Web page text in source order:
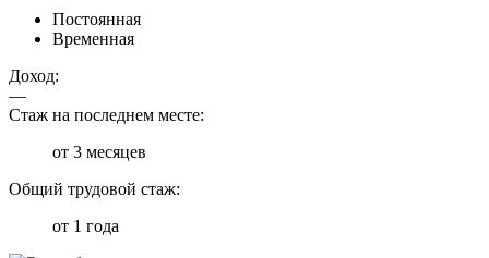
Постоянная
Временная
Доход:
—
Стаж на последнем месте:
от 3 месяцев
Общий трудовой стаж:
от 1 года